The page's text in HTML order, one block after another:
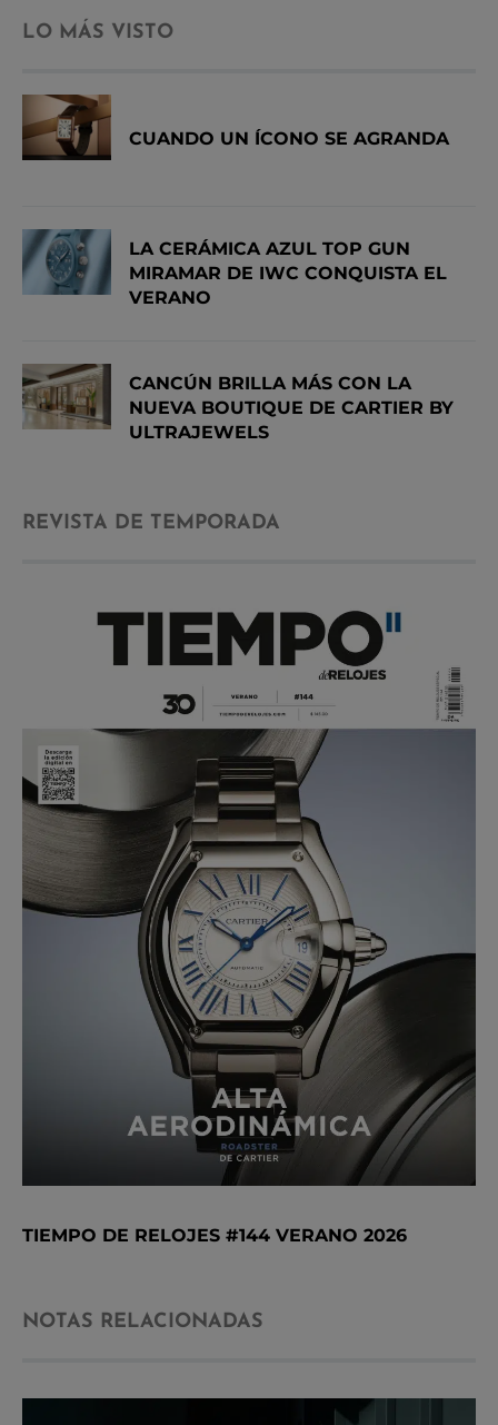
LO MÁS VISTO
CUANDO UN ÍCONO SE AGRANDA
LA CERÁMICA AZUL TOP GUN
MIRAMAR DE IWC CONQUISTA EL
VERANO
CANCÚN BRILLA MÁS CON LA
NUEVA BOUTIQUE DE CARTIER BY
ULTRAJEWELS
REVISTA DE TEMPORADA
TIEMPO DE RELOJES #144 VERANO 2026
NOTAS RELACIONADAS